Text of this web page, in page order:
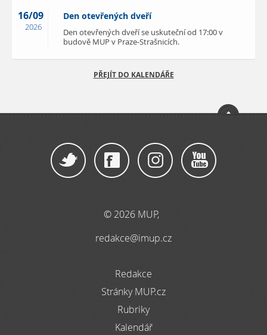
16/09
2026
Den otevřených dveří
Den otevřených dveří se uskuteční od 17:00 v
budově MUP v Praze-Strašnicích.
PŘEJÍT DO KALENDÁŘE
© 2026 MUP,
redakce@imup.cz
Redakce
Stránky MUP.cz
Rubriky
Kalendář